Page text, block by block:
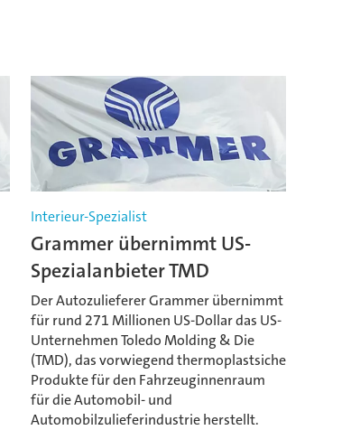
Interieur-Spezialist
Grammer übernimmt US-
Spezialanbieter TMD
Der Autozulieferer Grammer übernimmt
für rund 271 Millionen US-Dollar das US-
Unternehmen Toledo Molding & Die
(TMD), das vorwiegend thermoplastsiche
Produkte für den Fahrzeuginnenraum
für die Automobil- und
Automobilzulieferindustrie herstellt.